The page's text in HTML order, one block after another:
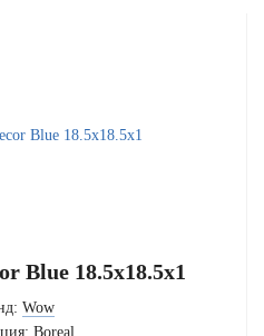
Blue 18.5x18.5x1
Wow
Boreal